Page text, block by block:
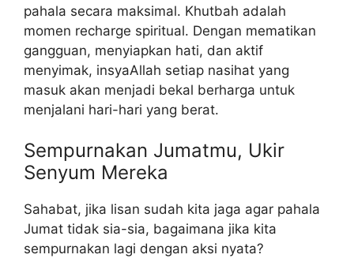
pahala secara maksimal. Khutbah adalah
momen recharge spiritual. Dengan mematikan
gangguan, menyiapkan hati, dan aktif
menyimak, insyaAllah setiap nasihat yang
masuk akan menjadi bekal berharga untuk
menjalani hari-hari yang berat.
Sempurnakan Jumatmu, Ukir
Senyum Mereka
Sahabat, jika lisan sudah kita jaga agar pahala
Jumat tidak sia-sia, bagaimana jika kita
sempurnakan lagi dengan aksi nyata?